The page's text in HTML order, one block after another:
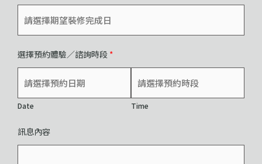
選擇預約體驗／諮詢時段 *
Date Time
訊息內容